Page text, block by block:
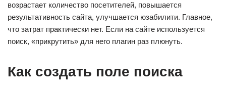
возрастает количество посетителей, повышается
результативность сайта, улучшается юзабилити. Главное,
что затрат практически нет. Если на сайте используется
поиск, «прикрутить» для него плагин раз плюнуть.
Как создать поле поиска